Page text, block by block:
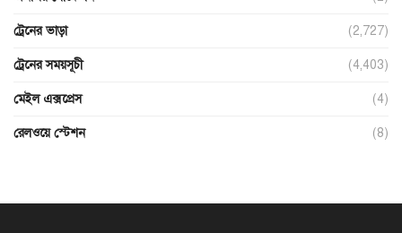
ট্রেনের ভাড়া (2,727)
ট্রেনের সময়সূচী (4,403)
মেইল এক্সপ্রেস (4)
রেলওয়ে স্টেশন (8)